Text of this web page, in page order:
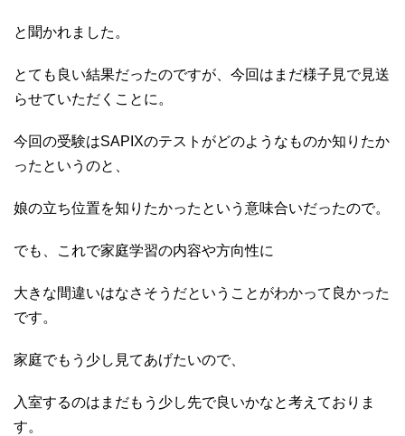
と聞かれました。
とても良い結果だったのですが、今回はまだ様子見で見送
らせていただくことに。
今回の受験はSAPIXのテストがどのようなものか知りたか
ったというのと、
娘の立ち位置を知りたかったという意味合いだったので。
でも、これで家庭学習の内容や方向性に
大きな間違いはなさそうだということがわかって良かった
です。
家庭でもう少し見てあげたいので、
入室するのはまだもう少し先で良いかなと考えておりま
す。